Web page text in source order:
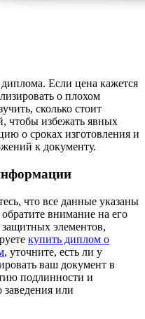
Если цена кажется
о плохом
сколько стоит
чтобы избежать явных
о сроках изготовления и
к документу.
что все данные указаны
внимание на его
защитных элементов,
купить диплом о
, уточните, есть ли у
ваш документ в
подлинности и
заведения или